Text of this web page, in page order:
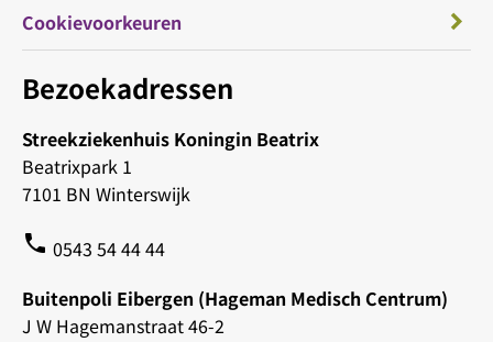
Bezoekadressen
Streekziekenhuis Koningin Beatrix
Beatrixpark 1
7101 BN Winterswijk
phone 0543 54 44 44
Buitenpoli Eibergen (Hageman Medisch Centrum)
J W Hagemanstraat 46-2
Cookievoorkeuren